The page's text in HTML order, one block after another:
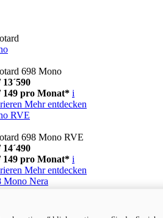
698 Mono
149 pro Monat* i
Mehr entdecken
RVE
698 Mono RVE
149 pro Monat* i
Mehr entdecken
Mono Nera